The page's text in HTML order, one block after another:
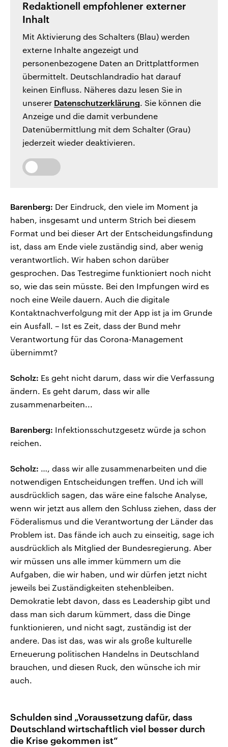
Redaktionell empfohlener externer
Inhalt
Mit Aktivierung des Schalters (Blau) werden
externe Inhalte angezeigt und
personenbezogene Daten an Drittplattformen
übermittelt. Deutschlandradio hat darauf
keinen Einfluss. Näheres dazu lesen Sie in
unserer Datenschutzerklärung. Sie können die
Anzeige und die damit verbundene
Datenübermittlung mit dem Schalter (Grau)
jederzeit wieder deaktivieren.
Barenberg: Der Eindruck, den viele im Moment ja
haben, insgesamt und unterm Strich bei diesem
Format und bei dieser Art der Entscheidungsfindung
ist, dass am Ende viele zuständig sind, aber wenig
verantwortlich. Wir haben schon darüber
gesprochen. Das Testregime funktioniert noch nicht
so, wie das sein müsste. Bei den Impfungen wird es
noch eine Weile dauern. Auch die digitale
Kontaktnachverfolgung mit der App ist ja im Grunde
ein Ausfall. – Ist es Zeit, dass der Bund mehr
Verantwortung für das Corona-Management
übernimmt?
Scholz: Es geht nicht darum, dass wir die Verfassung
ändern. Es geht darum, dass wir alle
zusammenarbeiten...
Barenberg: Infektionsschutzgesetz würde ja schon
reichen.
Scholz: …, dass wir alle zusammenarbeiten und die
notwendigen Entscheidungen treffen. Und ich will
ausdrücklich sagen, das wäre eine falsche Analyse,
wenn wir jetzt aus allem den Schluss ziehen, dass der
Föderalismus und die Verantwortung der Länder das
Problem ist. Das fände ich auch zu einseitig, sage ich
ausdrücklich als Mitglied der Bundesregierung. Aber
wir müssen uns alle immer kümmern um die
Aufgaben, die wir haben, und wir dürfen jetzt nicht
jeweils bei Zuständigkeiten stehenbleiben.
Demokratie lebt davon, dass es Leadership gibt und
dass man sich darum kümmert, dass die Dinge
funktionieren, und nicht sagt, zuständig ist der
andere. Das ist das, was wir als große kulturelle
Erneuerung politischen Handelns in Deutschland
brauchen, und diesen Ruck, den wünsche ich mir
auch.
Schulden sind „Voraussetzung dafür, dass
Deutschland wirtschaftlich viel besser durch
die Krise gekommen ist“